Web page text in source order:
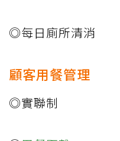
◎每日廁所清消
顧客用餐管理
◎實聯制